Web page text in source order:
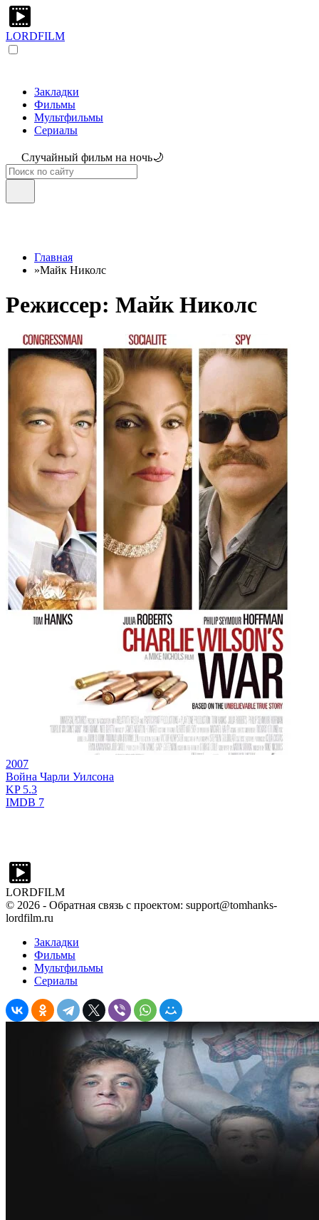
LORDFILM
Закладки
Фильмы
Мультфильмы
Сериалы
Случайный фильм на ночь🌙
Главная
»Майк Николс
Режиссер: Майк Николс
2007
Война Чарли Уилсона
KP5.3
IMDB 7
LORDFILM
© 2026 - Обратная связь с проектом: support@tomhanks-
lordfilm.ru
Закладки
Фильмы
Мультфильмы
Сериалы